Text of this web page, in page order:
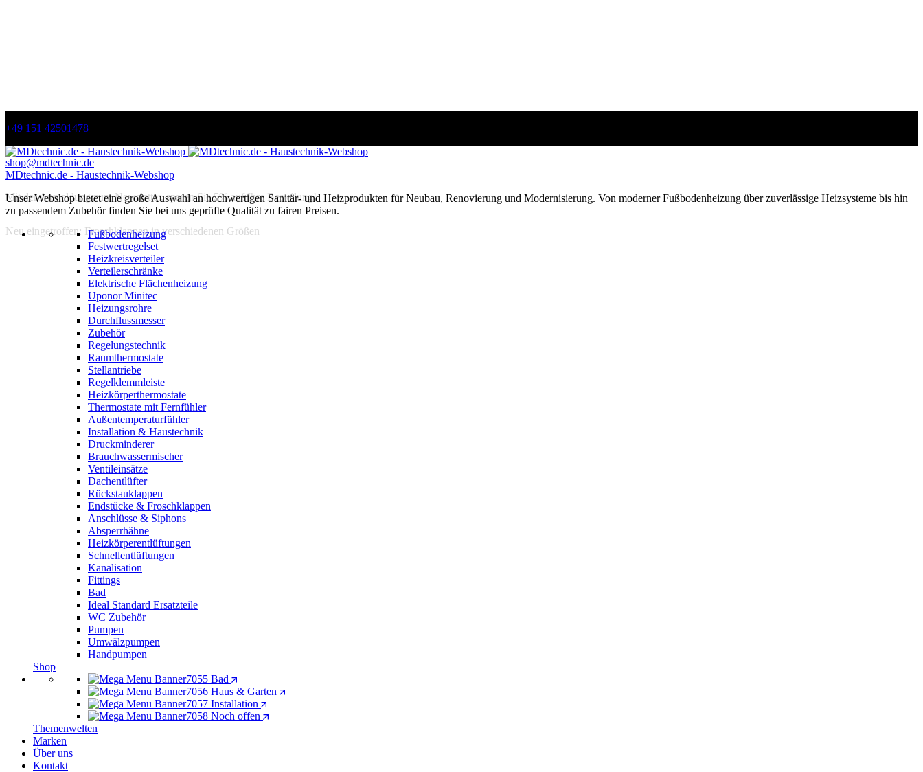
+49 151 42501478
shop@mdtechnic.de
Mit der Anmeldung zum Newsletter, sparen Sie 5% auf Ihre Bestellung!
Neu eingetroffen: Froschklappen in verschiedenen Größen
MDtechnic.de - Haustechnik-Webshop
Unser Webshop bietet eine große Auswahl an hochwertigen Sanitär- und Heizprodukten für Neubau, Renovierung und Modernisierung. Von moderner Fußbodenheizung über zuverlässige Heizsysteme bis hin
zu passendem Zubehör finden Sie bei uns geprüfte Qualität zu fairen Preisen.
Fußbodenheizung
Festwertregelset
Heizkreisverteiler
Verteilerschränke
Elektrische Flächenheizung
Uponor Minitec
Heizungsrohre
Durchflussmesser
Zubehör
Regelungstechnik
Raumthermostate
Stellantriebe
Regelklemmleiste
Heizkörperthermostate
Thermostate mit Fernfühler
Außentemperaturfühler
Installation & Haustechnik
Druckminderer
Brauchwassermischer
Ventileinsätze
Dachentlüfter
Rückstauklappen
Endstücke & Froschklappen
Anschlüsse & Siphons
Absperrhähne
Heizkörperentlüftungen
Schnellentlüftungen
Kanalisation
Fittings
Bad
Ideal Standard Ersatzteile
WC Zubehör
Pumpen
Umwälzpumpen
Handpumpen
Shop
Bad
Haus & Garten
Installation
Noch offen
Themenwelten
Marken
Über uns
Kontakt